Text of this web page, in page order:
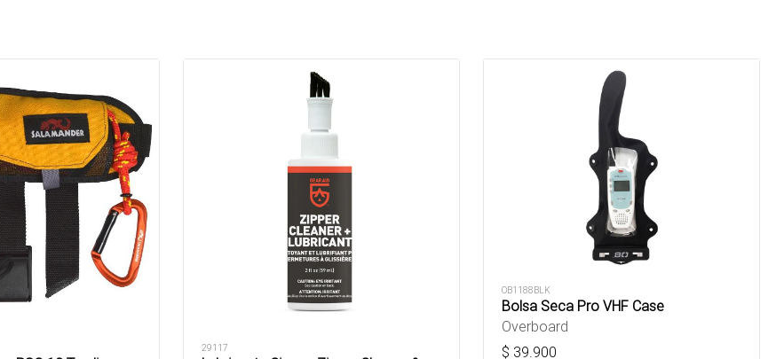
29117
OB1188BLK
Bolsa Seca Pro VHF Case
Overboard
$ 39.900